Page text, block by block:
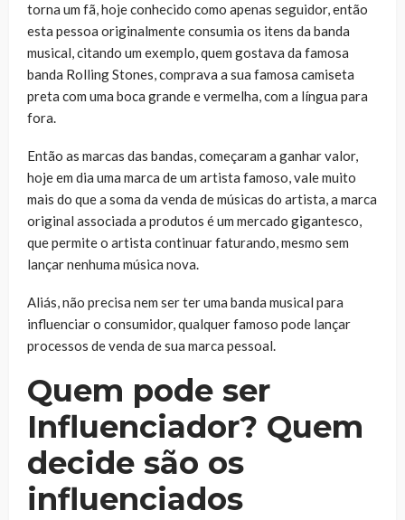
torna um fã, hoje conhecido como apenas seguidor, então
esta pessoa originalmente consumia os itens da banda
musical, citando um exemplo, quem gostava da famosa
banda Rolling Stones, comprava a sua famosa camiseta
preta com uma boca grande e vermelha, com a língua para
fora.
Então as marcas das bandas, começaram a ganhar valor,
hoje em dia uma marca de um artista famoso, vale muito
mais do que a soma da venda de músicas do artista, a marca
original associada a produtos é um mercado gigantesco,
que permite o artista continuar faturando, mesmo sem
lançar nenhuma música nova.
Aliás, não precisa nem ser ter uma banda musical para
influenciar o consumidor, qualquer famoso pode lançar
processos de venda de sua marca pessoal.
Quem pode ser
Influenciador? Quem
decide são os
influenciados